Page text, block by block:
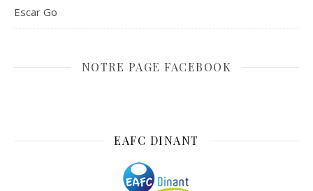
Escar Go
NOTRE PAGE FACEBOOK
EAFC DINANT